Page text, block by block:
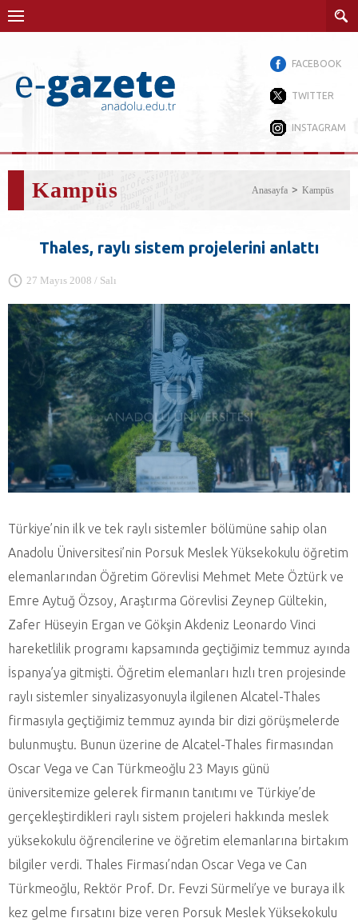
FACEBOOK
TWITTER
INSTAGRAM
Kampüs Anasayfa Kampüs
Thales, raylı sistem projelerini anlattı
27 Mayıs 2008 / Salı
Türkiye’nin ilk ve tek raylı sistemler bölümüne sahip olan
Anadolu Üniversitesi’nin Porsuk Meslek Yüksekokulu öğretim
elemanlarından Öğretim Görevlisi Mehmet Mete Öztürk ve
Emre Aytuğ Özsoy, Araştırma Görevlisi Zeynep Gültekin,
Zafer Hüseyin Ergan ve Gökşin Akdeniz Leonardo Vinci
hareketlilik programı kapsamında geçtiğimiz temmuz ayında
İspanya’ya gitmişti. Öğretim elemanları hızlı tren projesinde
raylı sistemler sinyalizasyonuyla ilgilenen Alcatel-Thales
firmasıyla geçtiğimiz temmuz ayında bir dizi görüşmelerde
bulunmuştu. Bunun üzerine de Alcatel-Thales firmasından
Oscar Vega ve Can Türkmeoğlu 23 Mayıs günü
üniversitemize gelerek firmanın tanıtımı ve Türkiye’de
gerçekleştirdikleri raylı sistem projeleri hakkında meslek
yüksekokulu öğrencilerine ve öğretim elemanlarına birtakım
bilgiler verdi. Thales Firması’ndan Oscar Vega ve Can
Türkmeoğlu, Rektör Prof. Dr. Fevzi Sürmeli’ye ve buraya ilk
kez gelme fırsatını bize veren Porsuk Meslek Yüksekokulu